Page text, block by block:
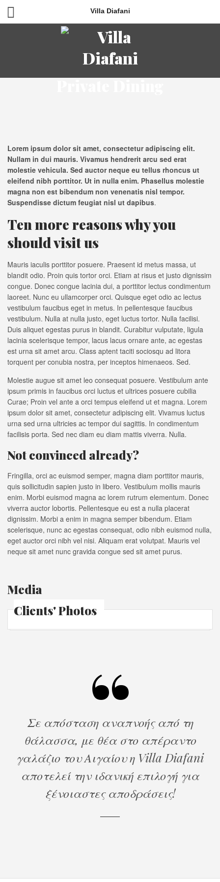
Villa Diafani
Lorem ipsum dolor sit amet, consectetur adipiscing elit.
Nullam in dui mauris. Vivamus hendrerit arcu sed erat
molestie vehicula. Sed auctor neque eu tellus rhoncus ut
eleifend nibh porttitor. Ut in nulla enim. Phasellus molestie
magna non est bibendum non venenatis nisl tempor.
Suspendisse dictum feugiat nisl ut dapibus.
Ten more reasons why you
should visit us
Mauris iaculis porttitor posuere. Praesent id metus massa, ut
blandit odio. Proin quis tortor orci. Etiam at risus et justo dignissim
congue. Donec congue lacinia dui, a porttitor lectus condimentum
laoreet. Nunc eu ullamcorper orci. Quisque eget odio ac lectus
vestibulum faucibus eget in metus. In pellentesque faucibus
vestibulum. Nulla at nulla justo, eget luctus tortor. Nulla facilisi.
Duis aliquet egestas purus in blandit. Curabitur vulputate, ligula
lacinia scelerisque tempor, lacus lacus ornare ante, ac egestas
est urna sit amet arcu. Class aptent taciti sociosqu ad litora
torquent per conubia nostra, per inceptos himenaeos. Sed.
Molestie augue sit amet leo consequat posuere. Vestibulum ante
ipsum primis in faucibus orci luctus et ultrices posuere cubilia
Curae; Proin vel ante a orci tempus eleifend ut et magna. Lorem
ipsum dolor sit amet, consectetur adipiscing elit. Vivamus luctus
urna sed urna ultricies ac tempor dui sagittis. In condimentum
facilisis porta. Sed nec diam eu diam mattis viverra. Nulla.
Not convinced already?
Fringilla, orci ac euismod semper, magna diam porttitor mauris,
quis sollicitudin sapien justo in libero. Vestibulum mollis mauris
enim. Morbi euismod magna ac lorem rutrum elementum. Donec
viverra auctor lobortis. Pellentesque eu est a nulla placerat
dignissim. Morbi a enim in magna semper bibendum. Etiam
scelerisque, nunc ac egestas consequat, odio nibh euismod nulla,
eget auctor orci nibh vel nisi. Aliquam erat volutpat. Mauris vel
neque sit amet nunc gravida congue sed sit amet purus.
Media
Clients' Photos
Σε απόσταση αναπνοής από τη
θάλασσα, με θέα στο απέραντο
γαλάζιο του Αιγαίου η Villa Diafani
αποτελεί την ιδανική επιλογή για
ξένοιαστες αποδράσεις!